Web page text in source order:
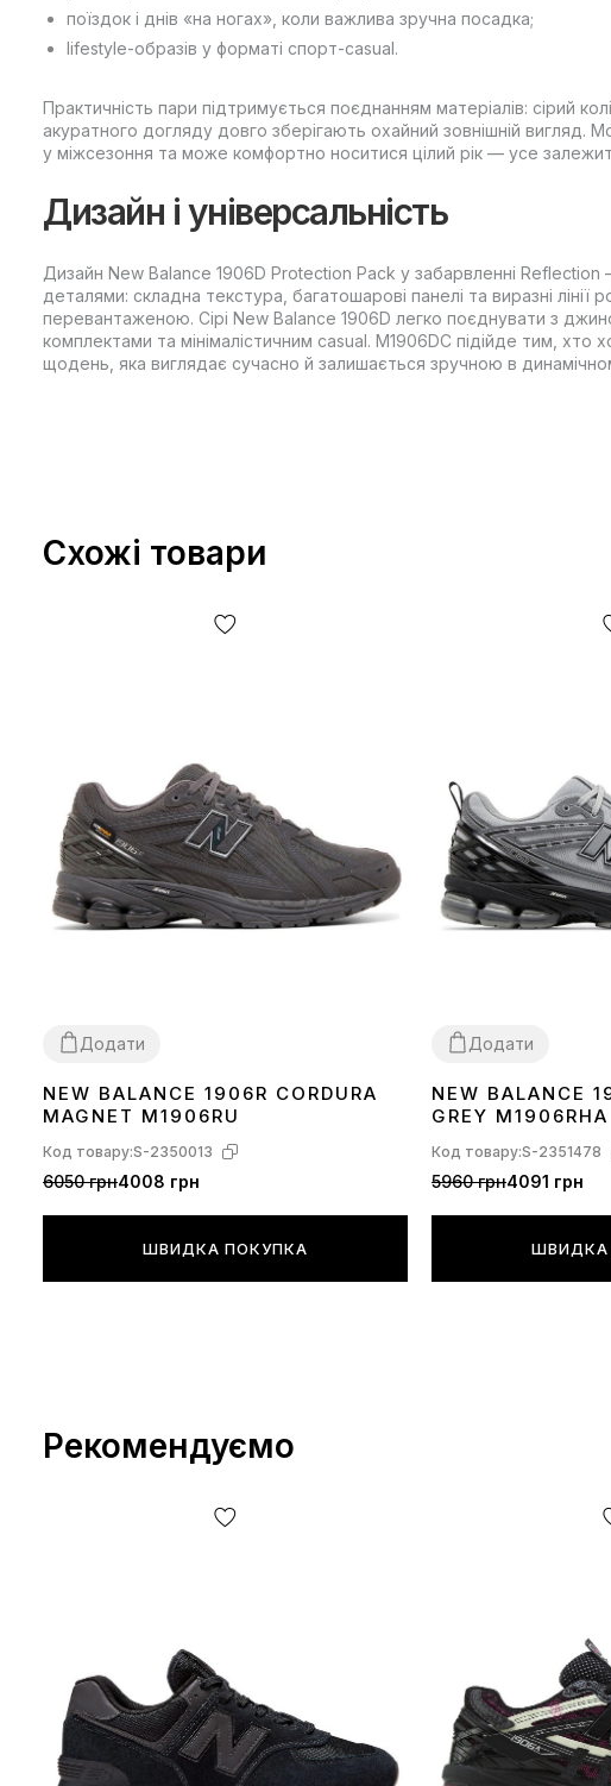
поїздок і днів «на ногах», коли важлива зручна посадка;
lifestyle-образів у форматі спорт-casual.
Практичність пари підтримується поєднанням матеріалів: сірий
акуратного догляду довго зберігають охайний зовнішній вигляд.
у міжсезоння та може комфортно носитися цілий рік — усе
Дизайн і універсальність
Дизайн New Balance 1906D Protection Pack у забарвленні
деталями: складна текстура, багатошарові панелі та виразні
перевантаженою. Сірі New Balance 1906D легко поєднувати з
комплектами та мінімалістичним casual. M1906DC підійде тим,
щодень, яка виглядає сучасно й залишається зручною в
Схожі товари
Додати
3637 3839404142 4344 45
NEW BALANCE 1906R CORDURA
MAGNET M1906RU
Код товару:S-2350013
6050 грн4008 грн
ШВИДКА ПОКУПКА
Додати
3637 3839404142 43
NEW BALANCE
GREY M1906RHA
Код товару:S-2351478
5960 грн4091 грн
ШВИДКА
Рекомендуємо